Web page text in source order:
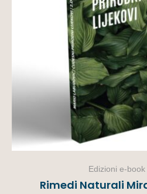
Edizioni e-
Rimedi Naturali